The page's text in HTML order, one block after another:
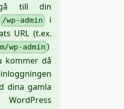
gå till din
/wp-admin i
URL (t.ex.
wp-admin )
kommer då
dina gamla